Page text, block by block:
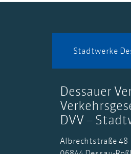
Stadtwerke
Dessauer
DVV –
Albrechtstraße 48